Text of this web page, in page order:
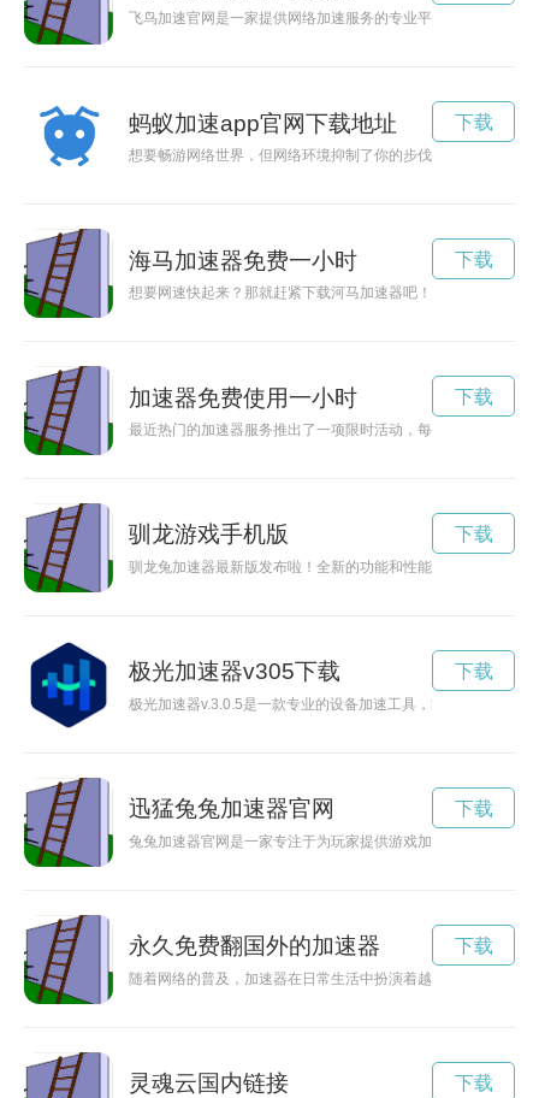
飞鸟加速官网是一家提供网络加速服务的专业平台，为用户提
蚂蚁加速app官网下载地址
想要畅游网络世界，但网络环境抑制了你的步伐？没关系，云
下载
海马加速器免费一小时
想要网速快起来？那就赶紧下载河马加速器吧！免费下载安装
下载
加速器免费使用一小时
最近热门的加速器服务推出了一项限时活动，每天免费送一小
下载
驯龙游戏手机版
驯龙兔加速器最新版发布啦！全新的功能和性能将帮助您畅享
下载
极光加速器v305下载
极光加速器v.3.0.5是一款专业的设备加速工具，能够优化性能
下载
迅猛兔兔加速器官网
兔兔加速器官网是一家专注于为玩家提供游戏加速服务的网站
下载
永久免费翻国外的加速器
随着网络的普及，加速器在日常生活中扮演着越来越重要的角
下载
灵魂云国内链接 下载